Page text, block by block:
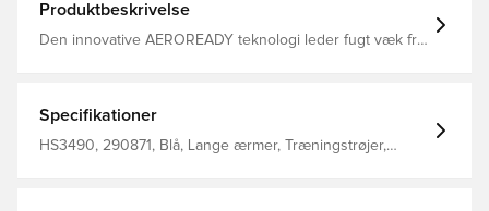
Produktbeskrivelse
Den innovative AEROREADY teknologi leder fugt væk fra
længde Slim fit Fremstillet i 100% genanvendt polyester.
Specifikationer
HS3490, 290871, Blå, Lange ærmer, Træningstrøjer,